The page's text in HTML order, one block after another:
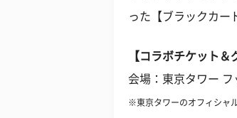
った【ブラックカー
【コラボチケット＆
会場：東京タワー
※東京タワーのオフィシャ